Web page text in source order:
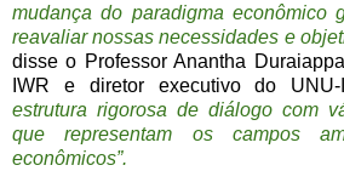
mudança do paradigma econômico
reavaliar nossas necessidades e
disse o Professor Anantha
IWR e diretor executivo do UNU-
estrutura rigorosa de diálogo com
que representam os campos
econômicos”.